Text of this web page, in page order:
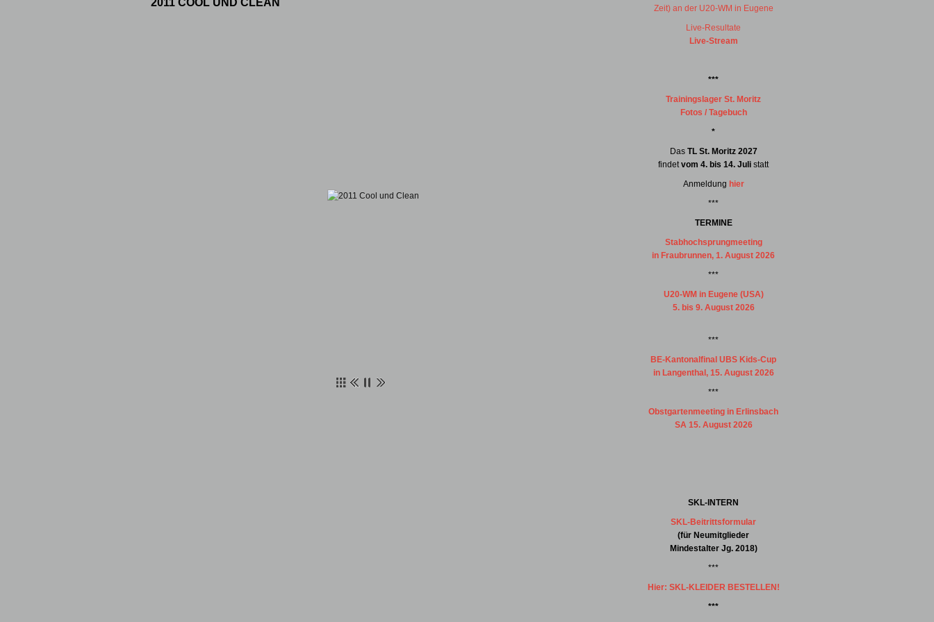
2011 COOL UND CLEAN
Zeit) an der U20-WM in Eugene
Live-Resultate
Live-Stream
***
Trainingslager St. Moritz
Fotos / Tagebuch
*
Das TL St. Moritz 2027
findetvom 4. bis 14. Juli statt
Anmeldung hier
***
TERMINE
Stabhochsprungmeeting
in Fraubrunnen, 1. August 2026
***
U20-WM in Eugene (USA)
5. bis 9. August 2026
***
BE-Kantonalfinal UBS Kids-Cup
in Langenthal, 15. August 2026
***
Obstgartenmeeting in Erlinsbach
SA 15. August 2026
SKL-INTERN
SKL-Beitrittsformular
(für Neumitglieder
Mindestalter Jg. 2018)
***
Hier: SKL-KLEIDER BESTELLEN!
***